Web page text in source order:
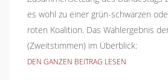
es wohl zu einer grün-schwarzen
roten Koalition. Das Wahlergebnis
(Zweitstimmen) im Überblick:
DEN GANZEN BEITRAG LESEN